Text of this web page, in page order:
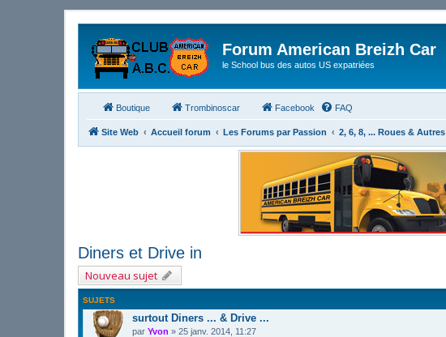
Forum American Breizh Car
le School bus des autos US expatriées
Boutique Trombinoscar Facebook FAQ
Site Web Accueil forum Les Forums par Passion 2, 6, 8, ... Roues & Autres
Diners et Drive in
Nouveau sujet
SUJETS
surtout Diners ... & Drive ...
par Yvon » 25 janv. 2014, 11:27